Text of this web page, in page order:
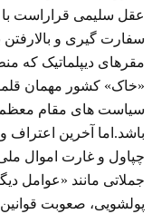
عقل سلیمی قراراست
سفارت گیری و بالارفتن
مقرهای دیپلماتیک که
«خاک» کشور مهمان
سیاست های مقام معظم
باشد.اما آخرین
چپاول و غارت اموال
جملاتی مانند «عوامل
پولشویی، صعوبت